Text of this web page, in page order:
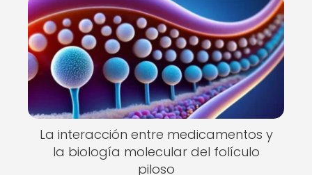
La interacción entre medicamentos y
la biología molecular del folículo
piloso